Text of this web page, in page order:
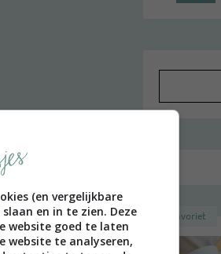
Favoriet
(en vergelijkbare
en in te zien. Deze
website goed te laten
website te analyseren,